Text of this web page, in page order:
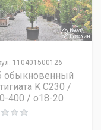
: 110401500126
обыкновенный
K C230 /
400 / o18-20
0 out of 5